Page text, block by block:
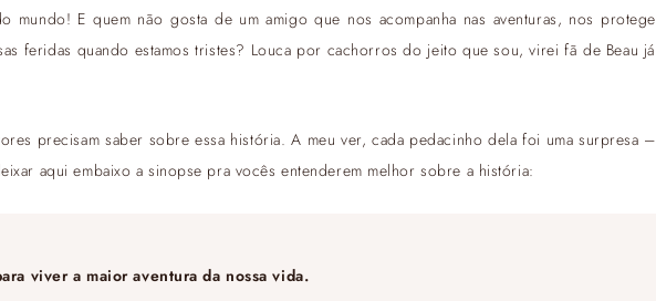
mundo! E quem não gosta de um amigo que nos acompanha nas aventuras, nos protege
feridas quando estamos tristes? Louca por cachorros do jeito que sou, virei fã de Beau já
precisam saber sobre essa história. A meu ver, cada pedacinho dela foi uma surpresa –
aqui embaixo a sinopse pra vocês entenderem melhor sobre a história:
viver a maior aventura da nossa vida.